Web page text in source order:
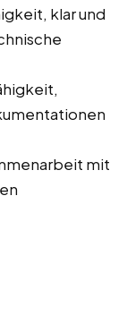
klar und
mit